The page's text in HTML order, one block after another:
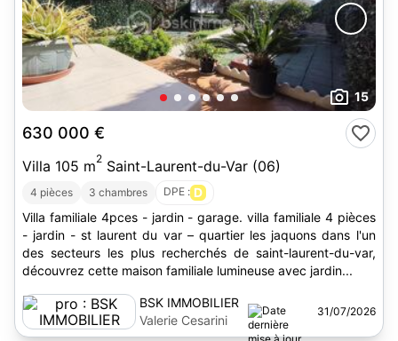
15
630 000 €
Villa 105 m2 Saint-Laurent-du-Var (06)
4 pièces 3 chambres DPE : D
Villa familiale 4pces - jardin - garage. villa familiale 4 pièces
- jardin - st laurent du var – quartier les jaquons dans l'un
des secteurs les plus recherchés de saint-laurent-du-var,
découvrez cette maison familiale lumineuse avec jardin...
BSK IMMOBILIER
Valerie Cesarini
31/07/2026